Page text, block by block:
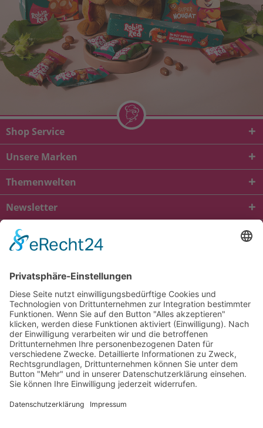
Shop Service
Unsere Marken
Themenwelten
Newsletter
* Alle Preise inkl. gesetzl. Mehrwertsteuer zzgl.
und ggf.
Nachnahmegebühren, wenn nicht anders beschrieben
viba.de
4.90von5.00bei1685
Kontakt Versandkosten und Lieferung
Zahlungsarten
FAQ – Häufig gestellte Fragen
Mein Konto
Allgemeine Geschäftsbedingungen
Datenschutz
Impressum
Barrierefreiheit
Cookie-Einstellungen
Widerrufsbelehrung
Vertrag widerrufen